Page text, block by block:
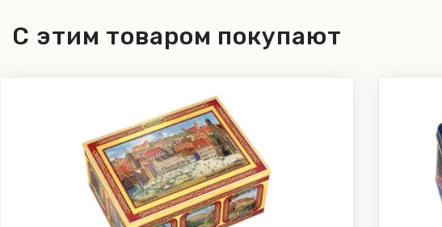
С этим товаром покупают